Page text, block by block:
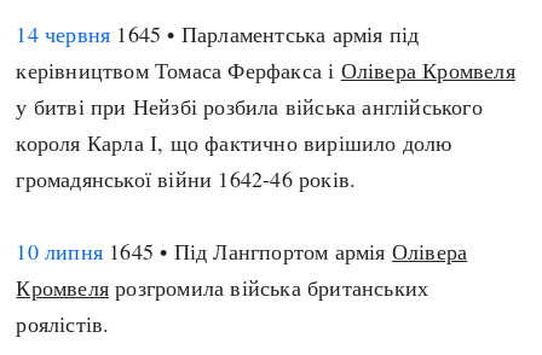
14 червня 1645 • Парламентська армія під
керівництвом Томаса Ферфакса і Олівера Кромвеля
у битві при Нейзбі розбила війська англійського
короля Карла І, що фактично вирішило долю
громадянської війни 1642-46 років.
10 липня 1645 • Під Лангпортом армія Олівера
Кромвеля розгромила війська британських
роялістів.